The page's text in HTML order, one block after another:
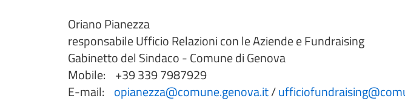
Oriano Pianezza
responsabile Ufficio Relazioni con le Aziende e Fundraising
Gabinetto del Sindaco - Comune di Genova
Mobile: +39 339 7987929
E-mail: opianezza@comune.genova.it/